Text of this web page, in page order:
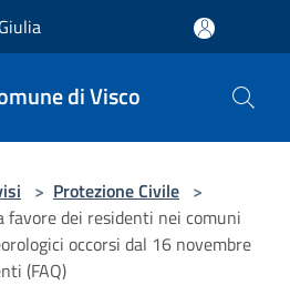
di Visco
> Protezione Civile >
favore dei residenti nei comuni
occorsi dal 16 novembre
(FAQ)